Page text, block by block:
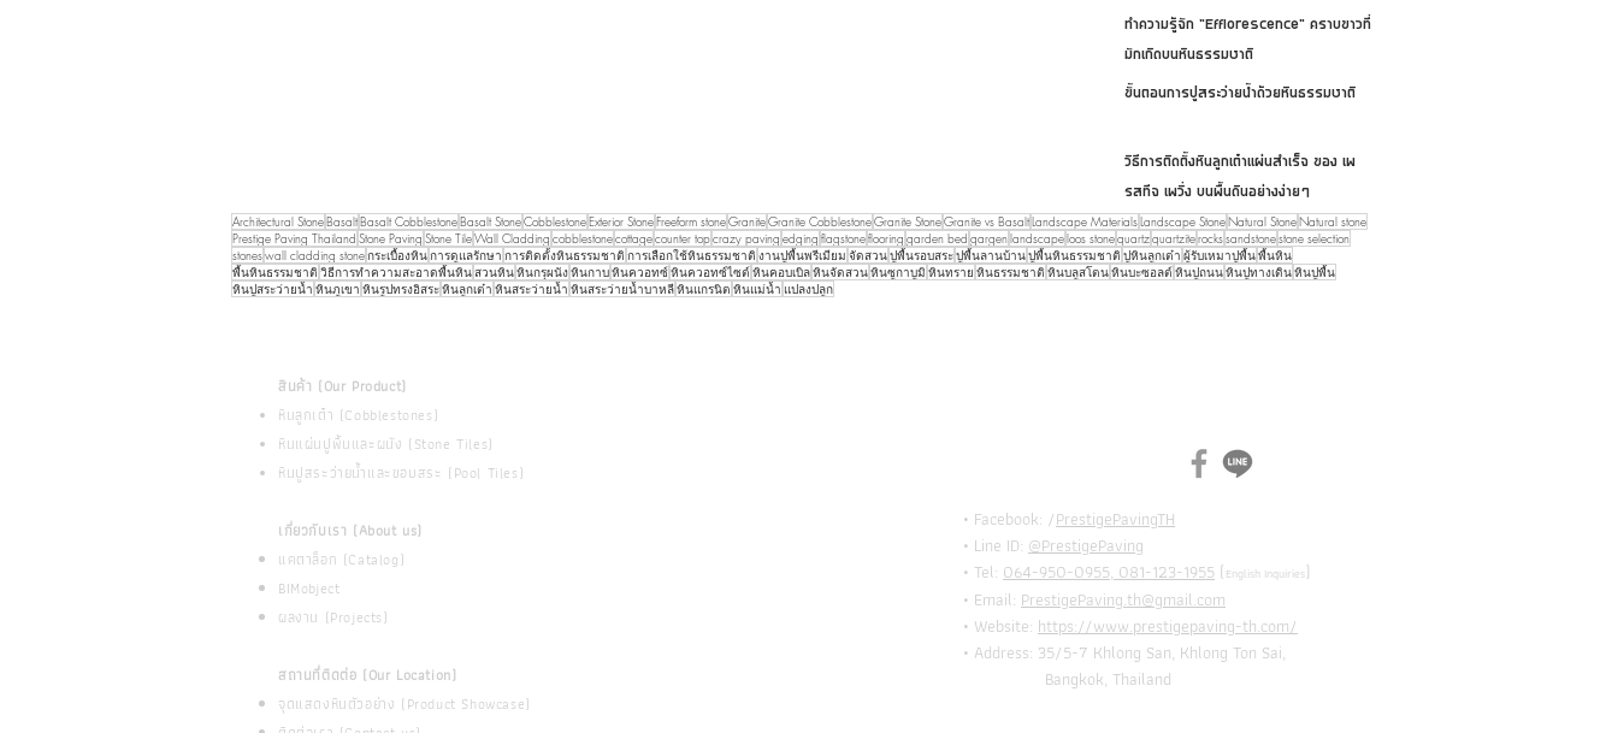
ทำความรู้จัก "Efflorescence" คราบขาวที่
มักเกิดบนหินธรรมชาติ
ขั้นตอนการปูสระว่ายน้ำด้วยหินธรรมชาติ
วิธีการติดตั้งหินลูกเต๋าแผ่นสำเร็จ ของ เพ
รสทีจ เพวิ่ง บนพื้นดินอย่างง่ายๆ
Architectural StoneBasaltBasalt CobblestoneBasalt StoneCobblestoneExterior StoneFreeform stoneGraniteGranite CobblestoneGranite StoneGranite vs BasaltLandscape MaterialsLandscape StoneNatural StoneNatural stone
Prestige Paving Thailand Stone Paving Stone TileWall Cladding cobblestonecottagecounter topcrazy paving edging flagstoneflooring garden bed gargenlandscapeloos stonequartzquartziterockssandstonestone selection
stoneswall cladding stoneกระเบื้องหินการดูแลรักษา การติดตั้งหินธรรมชาติ การเลือกใช้หินธรรมชาติ งานปูพื้นพรีเมียม จัดสวนปูพื้นรอบสระปูพื้นลานบ้านปูพื้นหินธรรมชาติ ปูหินลูกเต๋า ผู้รับเหมาปูพื้นพื้นหิน
พื้นหินธรรมชาติ วิธีการทำความสะอาดพื้นหินสวนหินหินกรุผนังหินกาบหินควอทซ์หินควอทซ์ไซต์หินคอบเบิลหินจัดสวนหินซูกาบูมิ หินทราย หินธรรมชาติ หินบลูสโตนหินบะซอลต์หินปูถนนหินปูทางเดินหินปูพื้น
หินปูสระว่ายน้ำ หินภูเขา หินรูปทรงอิสระหินลูกเต๋า หินสระว่ายน้ำ หินสระว่ายน้ำบาหลีหินแกรนิต หินแม่น้ำ แปลงปลูก
สินค้า (Our Product)
หินลูกเต๋า (Cobblestones)
หินแผ่นปูพื้นและผนัง (Stone Tiles)
หินปูสระว่ายน้ำและขอบสระ (Pool Tiles)
เกี่ยวกับเรา (About us)
แคตาล็อก (Catalog)
BIMobject
ผลงาน (Projects)
สถานที่ติดต่อ (Our Location)
จุดแสดงหินตัวอย่าง (Product Showcase)
• Facebook: /PrestigePavingTH
• Line ID: @PrestigePaving
• Tel: 064-950-0955, 081-123-1955 (English Inquiries)
• Email: PrestigePaving.th@gmail.com
• Website: https://www.prestigepaving-th.com/
• Address: 35/5-7 Khlong San, Khlong Ton Sai,
Bangkok, Thailand